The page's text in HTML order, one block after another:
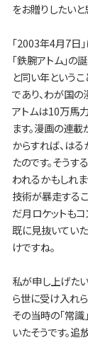
をお贈りしたいと
「2003年4月7日
「鉄腕アトム」の
と同い年という
であり、わが国の
アトムは10万馬
ます。漫画の連
からすれば、は
たのです。そうす
われるかもしれ
技術が暴走する
だ月ロケットも
既に見抜いてい
けですね。
私が申し上げたい
ら世に受け入れ
その当時の「常
いたそうです。追